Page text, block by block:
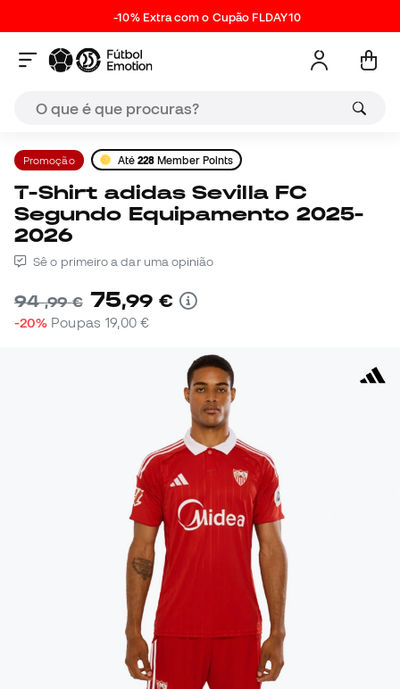
-10% Extra com o Cupão FLDAY10
Promoção Até 228 Member Points
T-Shirt adidas Sevilla FC
Segundo Equipamento 2025-
2026
Sê o primeiro a dar uma opinião
94,99 € 75,99 €
-20% Poupas 19,00 €